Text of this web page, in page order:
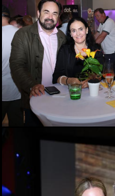
31.05.2026
Fußball-Legende Toni
Polster im Murpark
30.05.2026
Landessieger gekürt:
Lackner ist Weingut des
Jahres 2026
28.05.2026
Night of Young Leaders
2026
27.05.2026
Zinzengrinsen - Das Fest
Zinzendorfgasse
Chorfestival: Voices of
Spirit erklangen in Graz